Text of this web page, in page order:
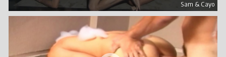
Sam & Cayo